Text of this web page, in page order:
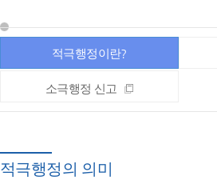
적극행정이란?
소극행정 신고
적극행정의 의미